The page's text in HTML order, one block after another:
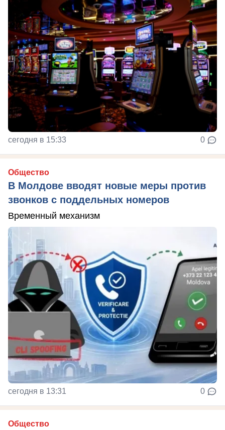
сегодня в 15:33 0
Общество
В Молдове вводят новые меры против
звонков с поддельных номеров
Временный механизм
сегодня в 13:31 0
Общество